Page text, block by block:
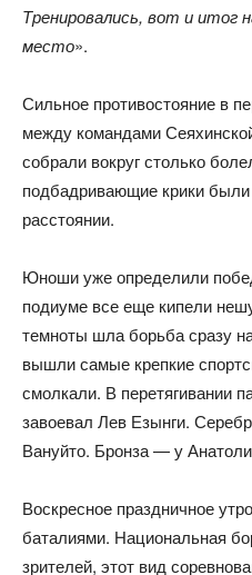
Тренировались, вот и итог
место».
Сильное противостояние в
между командами
собрали вокруг столько
подбадривающие крики
расстоянии.
Юноши уже определили
подиуме все еще кипели
темноты шла борьба сразу
вышли самые крепкие
смолкали. В перетягивании
завоевал Лев Езынги.
Вануйто. Бронза — у
Воскресное праздничное
баталиями. Национальная
зрителей, этот вид